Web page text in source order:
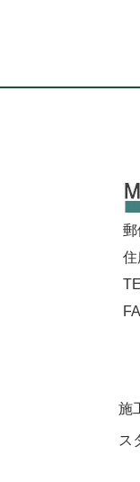
郵
住
施
ス